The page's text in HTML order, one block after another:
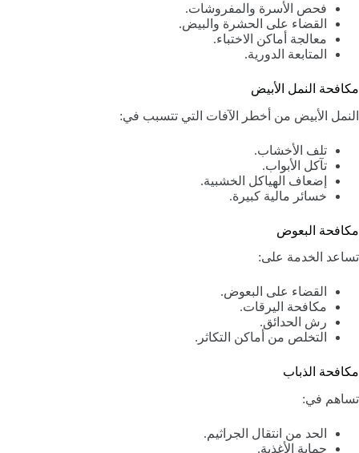
فحص الأسرة والمفروشات.
القضاء على الحشرة والبيض.
معالجة أماكن الاختباء.
المتابعة الدورية.
مكافحة النمل الأبيض
النمل الأبيض من أخطر الآفات التي تتسبب في:
تلف الأخشاب.
تآكل الأبواب.
إضعاف الهياكل الخشبية.
خسائر مالية كبيرة.
مكافحة البعوض
تساعد الخدمة على:
القضاء على البعوض.
مكافحة اليرقات.
رش الحدائق.
التخلص من أماكن التكاثر.
مكافحة الذباب
تساهم في:
الحد من انتقال الجراثيم.
حماية الأغذية.